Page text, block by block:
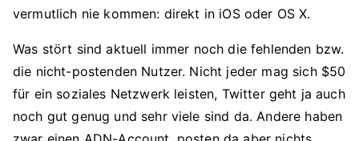
vermutlich nie kommen: direkt in iOS oder OS X.
Was stört sind aktuell immer noch die fehlenden bzw.
die nicht-postenden Nutzer. Nicht jeder mag sich $50
für ein soziales Netzwerk leisten, Twitter geht ja auch
noch gut genug und sehr viele sind da. Andere haben